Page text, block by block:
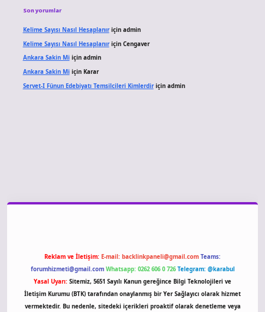
Son yorumlar
Kelime Sayısı Nasıl Hesaplanıriçin admin
Kelime Sayısı Nasıl Hesaplanıriçin Cengaver
Ankara Sakin Miiçin admin
Ankara Sakin Miiçin Karar
Servet-I Fünun Edebiyatı Temsilcileri Kimlerdiriçin admin
Reklam ve İletişim: E-mail: backlinkpaneli@gmail.com Teams:
forumhizmeti@gmail.com Whatsapp: 0262 606 0 726 Telegram: @karabul
Yasal Uyarı: Sitemiz, 5651 Sayılı Kanun gereğince Bilgi Teknolojileri ve
İletişim Kurumu (BTK) tarafından onaylanmış bir Yer Sağlayıcı olarak hizmet
vermektedir. Bu nedenle, sitedeki içerikleri proaktif olarak denetleme veya